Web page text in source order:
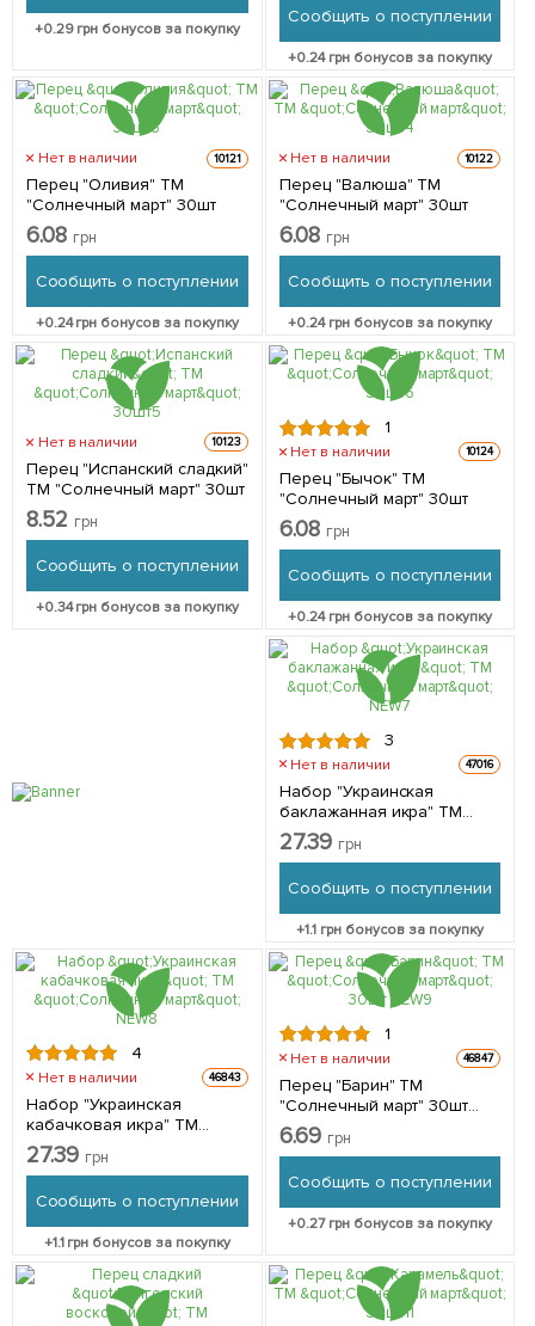
+0.29грн бонусов за покупку
Сообщить о поступлении
+0.24грн бонусов за покупку
Нет в наличии 10121
Перец "Оливия" ТМ
"Солнечный март" 30шт
6.08 грн
Сообщить о поступлении
+0.24грн бонусов за покупку
Нет в наличии 10122
Перец "Валюша" ТМ
"Солнечный март" 30шт
6.08 грн
Сообщить о поступлении
+0.24грн бонусов за покупку
Нет в наличии 10123
Перец "Испанский сладкий"
ТМ "Солнечный март" 30шт
8.52 грн
Сообщить о поступлении
+0.34грн бонусов за покупку
1
Нет в наличии 10124
Перец "Бычок" ТМ
"Солнечный март" 30шт
6.08 грн
Сообщить о поступлении
+0.24грн бонусов за покупку
3
Нет в наличии 47016
Набор "Украинская
баклажанная икра" ТМ
"Солнечный март" NEW
27.39 грн
Сообщить о поступлении
+1.1 грн бонусов за покупку
4
Нет в наличии 46843
Набор "Украинская
кабачковая икра" ТМ
"Солнечный март" NEW
27.39 грн
Сообщить о поступлении
+1.1грн бонусов за покупку
1
Нет в наличии 46847
Перец "Барин" ТМ
"Солнечный март" 30шт
NEW
6.69 грн
Сообщить о поступлении
+0.27грн бонусов за покупку